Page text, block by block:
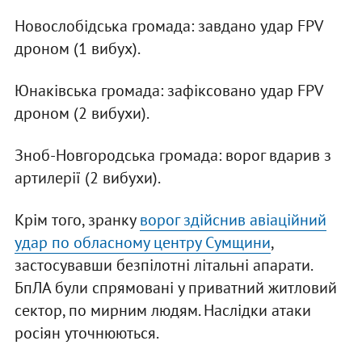
Новослобідська громада: завдано удар FPV
дроном (1 вибух).
Юнаківська громада: зафіксовано удар FPV
дроном (2 вибухи).
Зноб-Новгородська громада: ворог вдарив з
артилерії (2 вибухи).
Крім того, зранкуворог здійснив авіаційний
удар по обласному центру Сумщини,
застосувавши безпілотні літальні апарати.
БпЛА були спрямовані у приватний житловий
сектор, по мирним людям. Наслідки атаки
росіян уточнюються.